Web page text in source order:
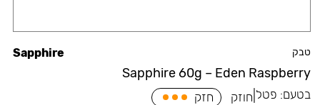
טבק
Sapphire 60g – Eden Raspberry
Sapphire
בטעם: פטל חוזק חזק